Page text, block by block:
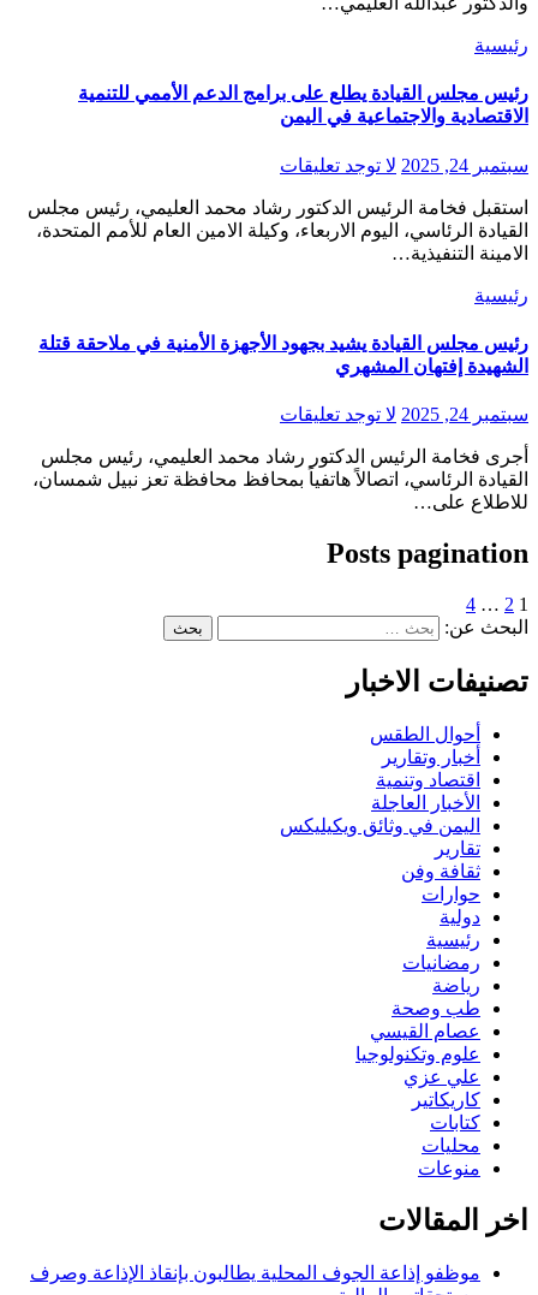
رئيسية
رئيس مجلس القيادة يطلع على برامج الدعم الأممي للتنمية
الاقتصادية والاجتماعية في اليمن
سبتمبر 24, 2025 لا توجد تعليقات
القيادة الرئاسي، اليوم الاربعاء، وكيلة الامين العام للأمم ‏المتحدة،
الامينة التنفيذية…
رئيسية
رئيس مجلس القيادة يشيد بجهود الأجهزة الأمنية في ملاحقة قتلة
الشهيدة إفتهان المشهري
سبتمبر 24, 2025 لا توجد تعليقات
القيادة الرئاسي، اتصالاً هاتفياً بمحافظ محافظة تعز نبيل شمسان،
للاطلاع على…
Posts pagination
1
2
…
4
البحث عن:
تصنيفات الاخبار
أحوال الطقس
أخبار وتقارير
اقتصاد وتنمية
الأخبار العاجلة
اليمن في وثائق ويكيليكس
تقارير
ثقافة وفن
حوارات
دولية
رئيسية
رمضانيات
رياضة
طب وصحة
عصام القيسي
علوم وتكنولوجيا
علي عزي
كاريكاتير
كتابات
محليات
منوعات
اخر المقالات
موظفو إذاعة الجوف المحلية يطالبون بإنقاذ الإذاعة وصرف